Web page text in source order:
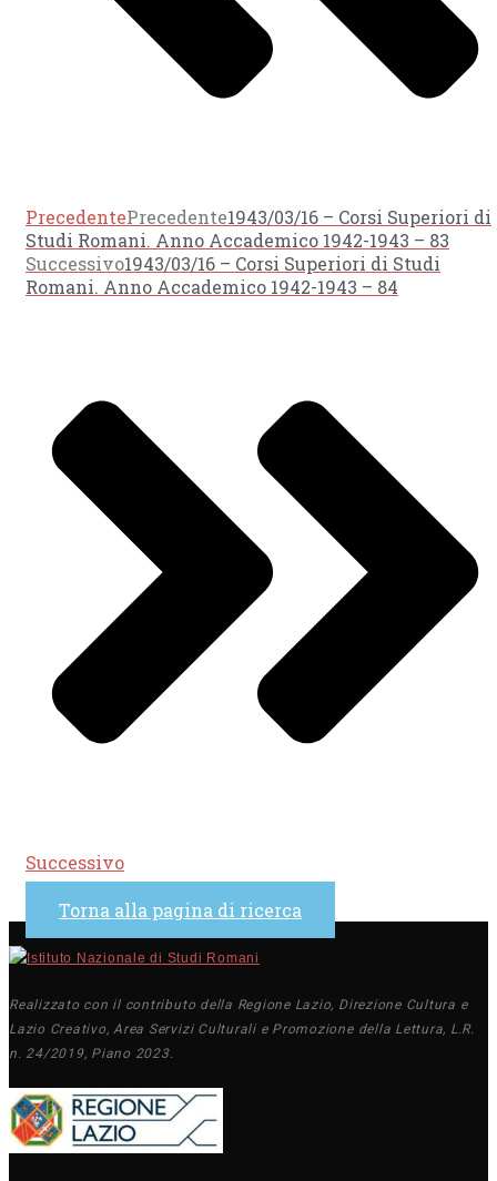
PrecedentePrecedente1943/03/16 – Corsi Superiori di
Studi Romani. Anno Accademico 1942-1943 – 83
Successivo1943/03/16 – Corsi Superiori di Studi
Romani. Anno Accademico 1942-1943 – 84
Successivo
Torna alla pagina di ricerca
Realizzato con il contributo della Regione Lazio, Direzione Cultura e
Lazio Creativo, Area Servizi Culturali e Promozione della Lettura, L.R.
n. 24/2019, Piano 2023.